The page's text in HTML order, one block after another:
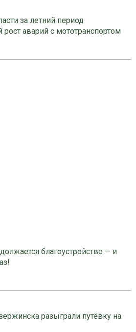
за летний период
аварий с мототранспортом
благоустройство — и
разыграли путёвку на